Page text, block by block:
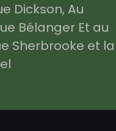
Dickson, Au
Bélanger Et au
Sherbrooke et la